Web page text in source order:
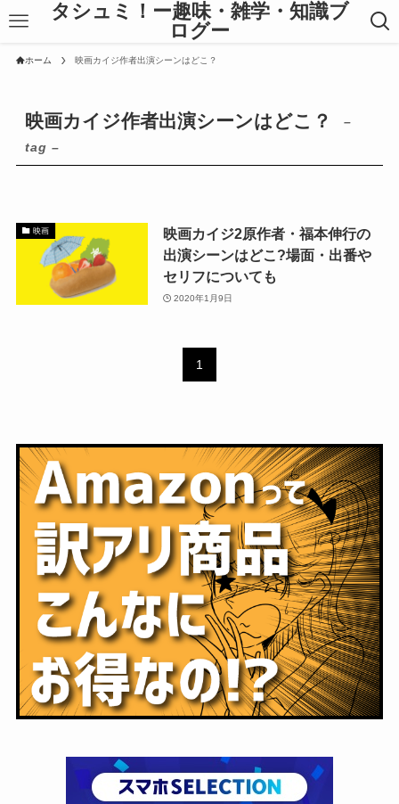
タシュミ！ー趣味・雑学・知識ブ
ログー
ホーム 映画カイジ作者出演シーンはどこ？
映画カイジ作者出演シーンはどこ？
–
tag –
映画
映画カイジ2原作者・福本伸行の
出演シーンはどこ?場面・出番や
セリフについても
2020年1月9日
1